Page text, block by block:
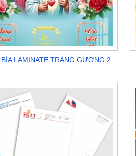
BÌA LAMINATE TRÁNG GƯƠNG 2